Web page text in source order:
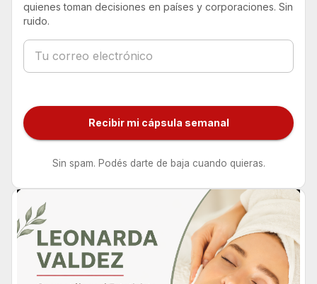
quienes toman decisiones en países y corporaciones. Sin
ruido.
Recibir mi cápsula semanal
Sin spam. Podés darte de baja cuando quieras.